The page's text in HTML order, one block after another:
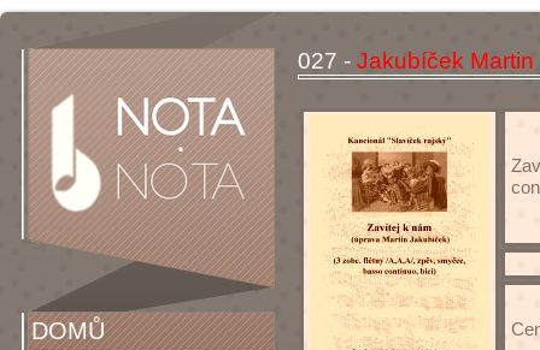
DOMŮ
027 - Jakubíček Martin